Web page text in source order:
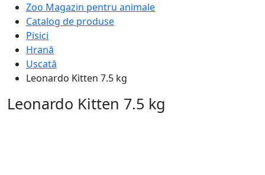
Zoo Magazin pentru animale
Catalog de produse
Pisici
Hrană
Uscată
Leonardo Kitten 7.5 kg
Leonardo Kitten 7.5 kg